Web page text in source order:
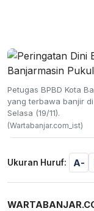
Petugas BPBD Kota
yang terbawa banjir
Selasa (19/11).
(Wartabanjar.com_ist)
Ukuran Huruf: A-